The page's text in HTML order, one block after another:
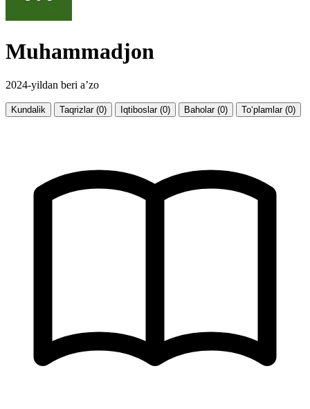
Muhammadjon
2024-yildan beri a’zo
Kundalik Taqrizlar (0) Iqtiboslar (0) Baholar (0) To‘plamlar (0)